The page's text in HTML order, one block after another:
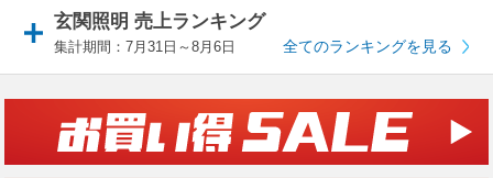
玄関照明 売上ランキング
集計期間：7月31日～8月6日 全てのランキングを見る